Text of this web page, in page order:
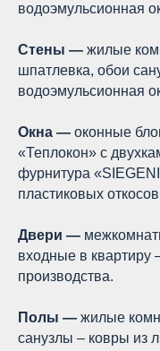
водоэмульсионная
Стены — жилые
шпатлевка, обои
водоэмульсионная
Окна — оконные
«Теплокон» с
фурнитура
пластиковых
Двери —
входные в квартиру
производства.
Полы — жилые
санузлы – ковры из